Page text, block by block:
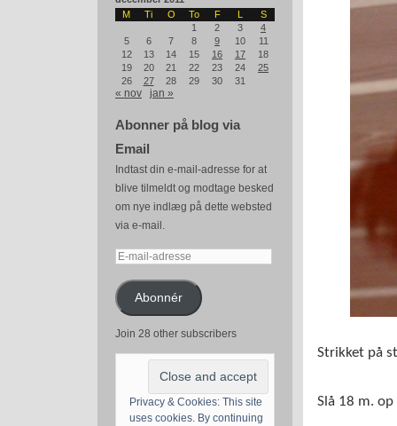
M
Ti O To F L
S
1
2 3
4
5
6 7 8 9 10
11
12
13 14 15 16 17
18
19
20 21 22 23 24
25
26
27 28 29 30 31
« nov jan »
Abonner på blog via
Email
Indtast din e-mail-adresse for at
blive tilmeldt og modtage besked
om nye indlæg på dette websted
via e-mail.
E-
adresseAbonnér
Join 28 other subscribers
Privacy & Cookies: This site
uses cookies. By continuing
Strikket på
Slå 18 m.